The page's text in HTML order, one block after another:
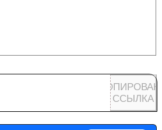
КОПИРОВАНА
ССЫЛКА